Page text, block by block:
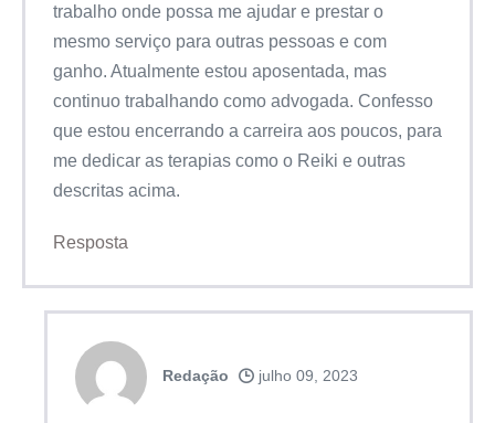
trabalho onde possa me ajudar e prestar o
mesmo serviço para outras pessoas e com
ganho. Atualmente estou aposentada, mas
continuo trabalhando como advogada. Confesso
que estou encerrando a carreira aos poucos, para
me dedicar as terapias como o Reiki e outras
descritas acima.
Resposta
Redação julho 09, 2023